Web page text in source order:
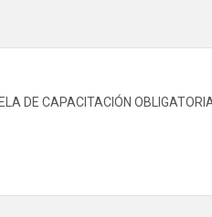
DE CAPACITACIÓN